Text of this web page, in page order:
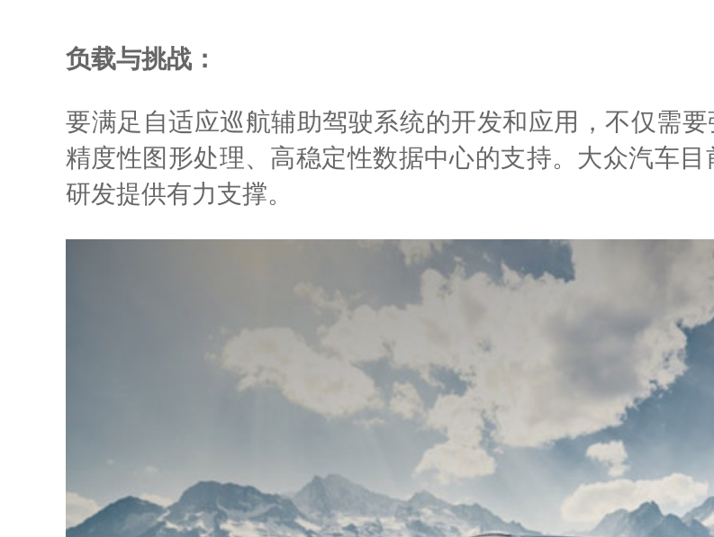
负载与挑战：
要满足自适应巡航辅助驾驶系统的开发和应用，不仅需
精度性图形处理、高稳定性数据中心的支持。大众汽车
研发提供有力支撑。